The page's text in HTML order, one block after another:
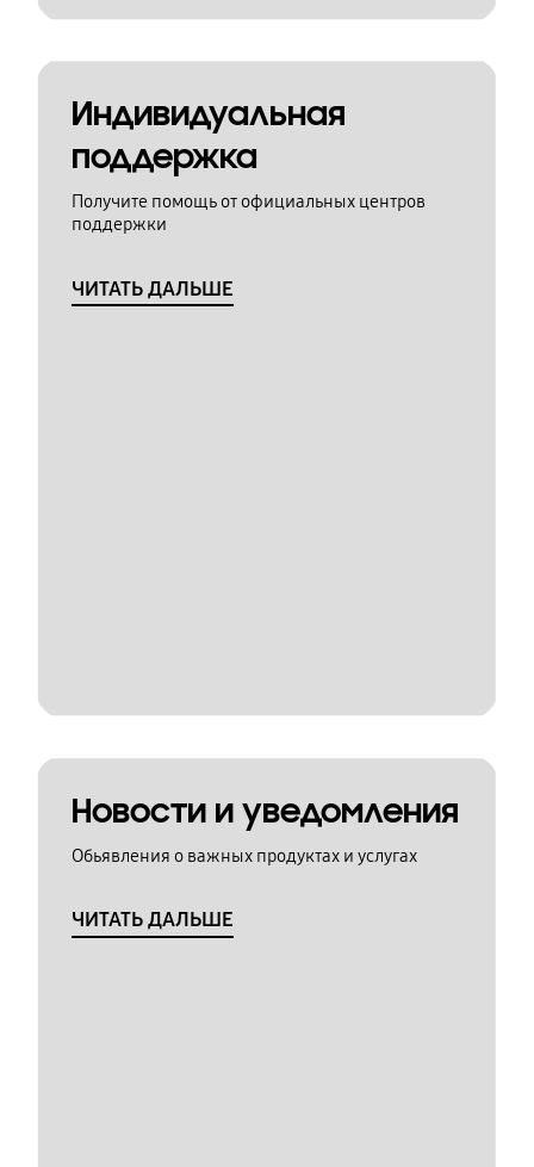
Индивидуальная
поддержка
Получите помощь от официальных центров
поддержки
ЧИТАТЬ ДАЛЬШЕ
Новости и уведомления
Обьявления о важных продуктах и услугах
ЧИТАТЬ ДАЛЬШЕ